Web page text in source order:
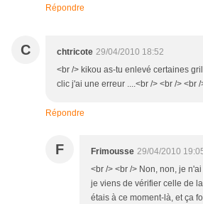
Répondre
C chtricote 29/04/2010 18:52
<br /> kikou as-tu enlevé certaines
clic j'ai une erreur ....<br /> <br /> <br /
Répondre
F Frimousse 29/04/2010
<br /> <br /> Non, non, je
je viens de vérifier celle de
étais à ce moment-là, et ça